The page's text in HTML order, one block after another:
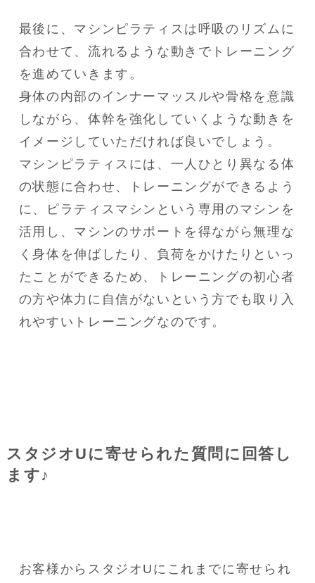
最後に、マシンピラティスは呼吸のリズムに
合わせて、流れるような動きでトレーニング
を進めていきます。
身体の内部のインナーマッスルや骨格を意識
しながら、体幹を強化していくような動きを
イメージしていただければ良いでしょう。
マシンピラティスには、一人ひとり異なる体
の状態に合わせ、トレーニングができるよう
に、ピラティスマシンという専用のマシンを
活用し、マシンのサポートを得ながら無理な
く身体を伸ばしたり、負荷をかけたりといっ
たことができるため、トレーニングの初心者
の方や体力に自信がないという方でも取り入
れやすいトレーニングなのです。
スタジオUに寄せられた質問に回答し
ます♪
お客様からスタジオUにこれまでに寄せられ